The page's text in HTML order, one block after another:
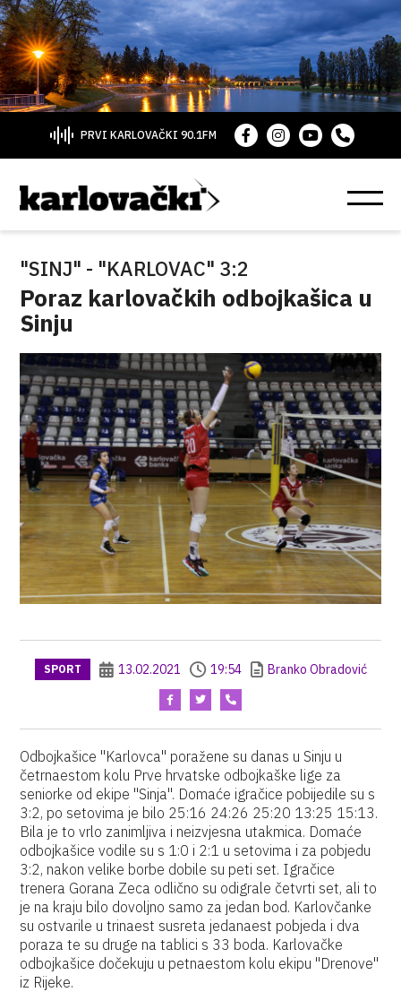
PRVI KARLOVAČKI 90.1FM
"SINJ" - "KARLOVAC" 3:2
Poraz karlovačkih odbojkašica u
Sinju
SPORT 13.02.2021 19:54 Branko Obradović
Odbojkašice "Karlovca" poražene su danas u Sinju u
četrnaestom kolu Prve hrvatske odbojkaške lige za
seniorke od ekipe "Sinja". Domaće igračice pobijedile su s
3:2, po setovima je bilo 25:16 24:26 25:20 13:25 15:13.
Bila je to vrlo zanimljiva i neizvjesna utakmica. Domaće
odbojkašice vodile su s 1:0 i 2:1 u setovima i za pobjedu
3:2, nakon velike borbe dobile su peti set. Igračice
trenera Gorana Zeca odlično su odigrale četvrti set, ali to
je na kraju bilo dovoljno samo za jedan bod. Karlovčanke
su ostvarile u trinaest susreta jedanaest pobjeda i dva
poraza te su druge na tablici s 33 boda. Karlovačke
odbojkašice dočekuju u petnaestom kolu ekipu "Drenove"
iz Rijeke.